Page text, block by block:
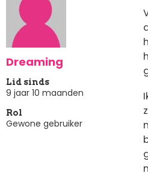
Dreaming
Lid sinds
9 jaar 10 maanden
Rol
Gewone gebruiker